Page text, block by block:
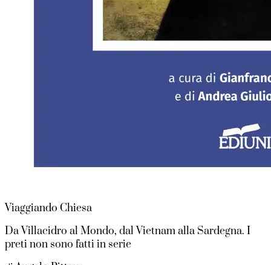
Viaggiando Chiesa
Da Villacidro al Mondo, dal Vietnam alla Sardegna. I
preti non sono fatti in serie